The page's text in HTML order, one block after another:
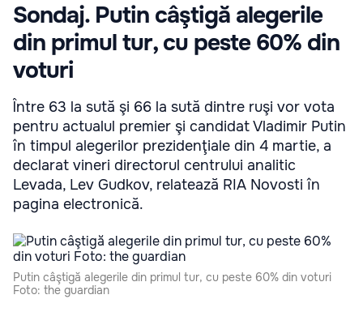
Sondaj. Putin câştigă alegerile
din primul tur, cu peste 60% din
voturi
Între 63 la sută şi 66 la sută dintre ruşi vor vota
pentru actualul premier şi candidat Vladimir Putin
în timpul alegerilor prezidenţiale din 4 martie, a
declarat vineri directorul centrului analitic
Levada, Lev Gudkov, relatează RIA Novosti în
pagina electronică.
Putin câştigă alegerile din primul tur, cu peste 60% din voturi
Foto: the guardian